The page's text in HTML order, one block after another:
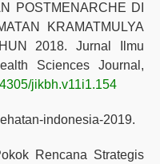
POSTMENARCHE DI
KRAMATMULYA
2018. Jurnal Ilmu
Sciences Journal,
jikbh.v11i1.154
indonesia-2019.
Rencana Strategis